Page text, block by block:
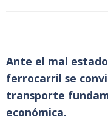
Ante el mal
ferrocarril se
transporte
económica.